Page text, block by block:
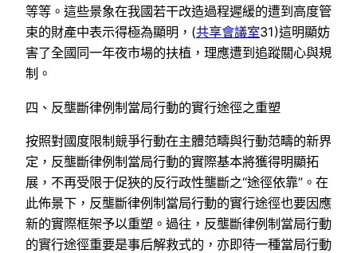
等等。這些景象在我國若干改造過程遲緩的遭到高度管
束的財產中表示得極為顯明，(共享會議室31)這明顯妨
害了全國同一年夜市場的扶植，理應遭到追蹤關心與規
制。
四、反壟斷律例制當局行動的實行途徑之重塑
按照對國度限制競爭行動在主體范疇與行動范疇的新界
定，反壟斷律例制當局行動的實際基本將獲得明顯拓
展，不再受限于促狹的反行政性壟斷之“途徑依靠”。在
此佈景下，反壟斷律例制當局行動的實行途徑也要因應
新的實際框架予以重塑。過往，反壟斷律例制當局行動
的實行途徑重要是事后解救式的，亦即待一種當局行動